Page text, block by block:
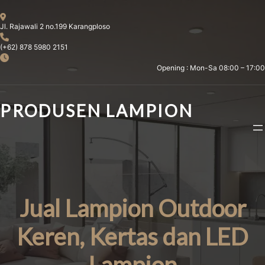
to
content
Jl. Rajawali 2 no.199 Karangploso
(+62) 878 5980 2151
Opening : Mon-Sa 08:00 – 17:00
PRODUSEN LAMPION
Jual Lampion Outdoor
Keren, Kertas dan LED